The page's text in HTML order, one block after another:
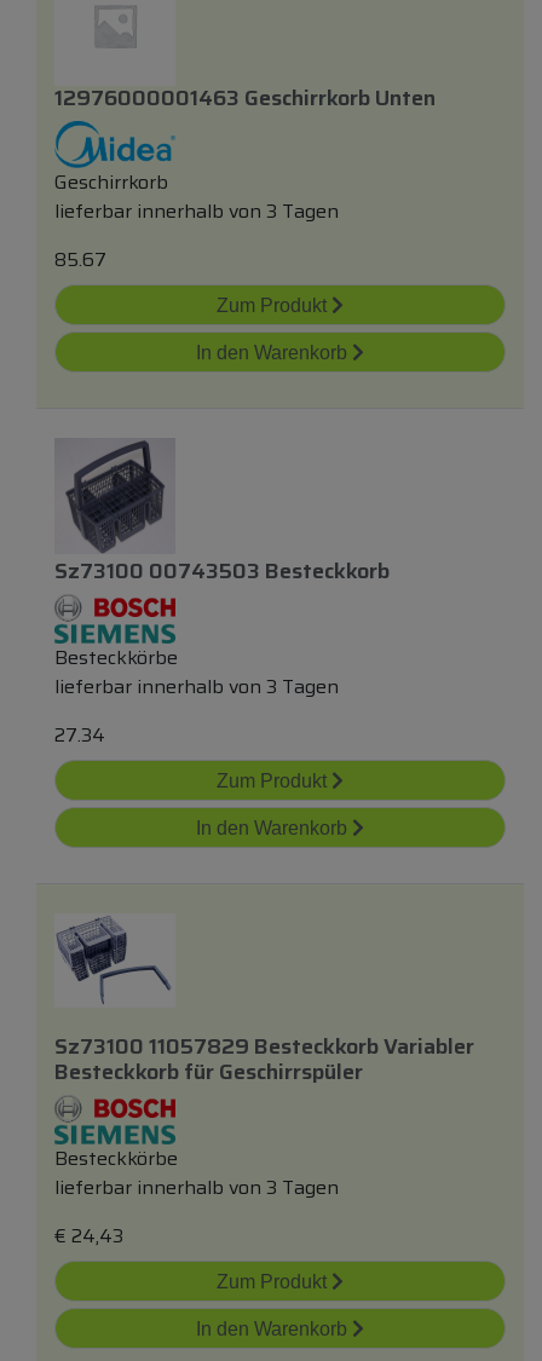
12976000001463 Geschirrkorb Unten
Geschirrkorb
lieferbar innerhalb von 3 Tagen
85.67
Zum Produkt
In den Warenkorb
Sz73100 00743503 Besteckkorb
Besteckkörbe
lieferbar innerhalb von 3 Tagen
27.34
Zum Produkt
In den Warenkorb
Sz73100 11057829 Besteckkorb Variabler
BesteckkorbfürGeschirrspüler
Besteckkörbe
lieferbar innerhalb von 3 Tagen
€ 24,43
Zum Produkt
In den Warenkorb